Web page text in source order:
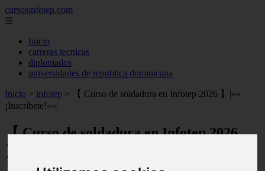
cursosinfotep.com
☰
Inicio
carreras tecnicas
diplomados
universidades de republica dominicana
Inicio > infotep > 【 Curso de soldadura en Infotep 2026 】|»»
¡Inscríbete!««|
【 Curso de soldadura en Infotep 2026
】|»» ¡Inscríbete!««|